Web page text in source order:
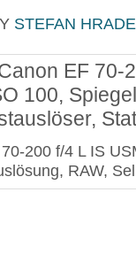
STEFAN
200 f/4 L IS
RAW,